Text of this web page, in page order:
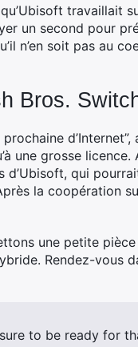
travaillait
un second pour
n’en soit pas au
Bros.
une grosse licence.
d’Ubisoft, qui
la coopération
une petite
Rendez-vous
to be ready for